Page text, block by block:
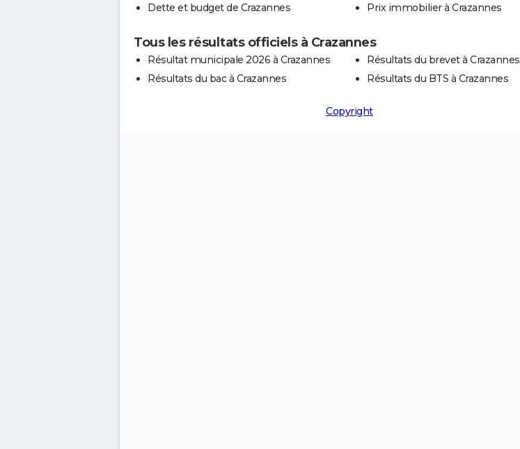
Dette et budget de Crazannes
Prix immobilier à Crazannes
Tous les résultats officiels à Crazannes
Résultat municipale 2026 à Crazannes
Résultats du bac à Crazannes
Résultats du brevet à Crazannes
Résultats du BTS à Crazannes
Copyright